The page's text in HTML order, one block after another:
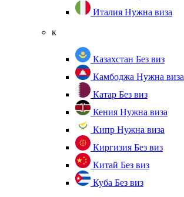
Италия Нужна виза
к
Казахстан Без виз
Камбоджа Нужна виза
Катар Без виз
Кения Нужна виза
Кипр Нужна виза
Киргизия Без виз
Китай Без виз
Куба Без виз